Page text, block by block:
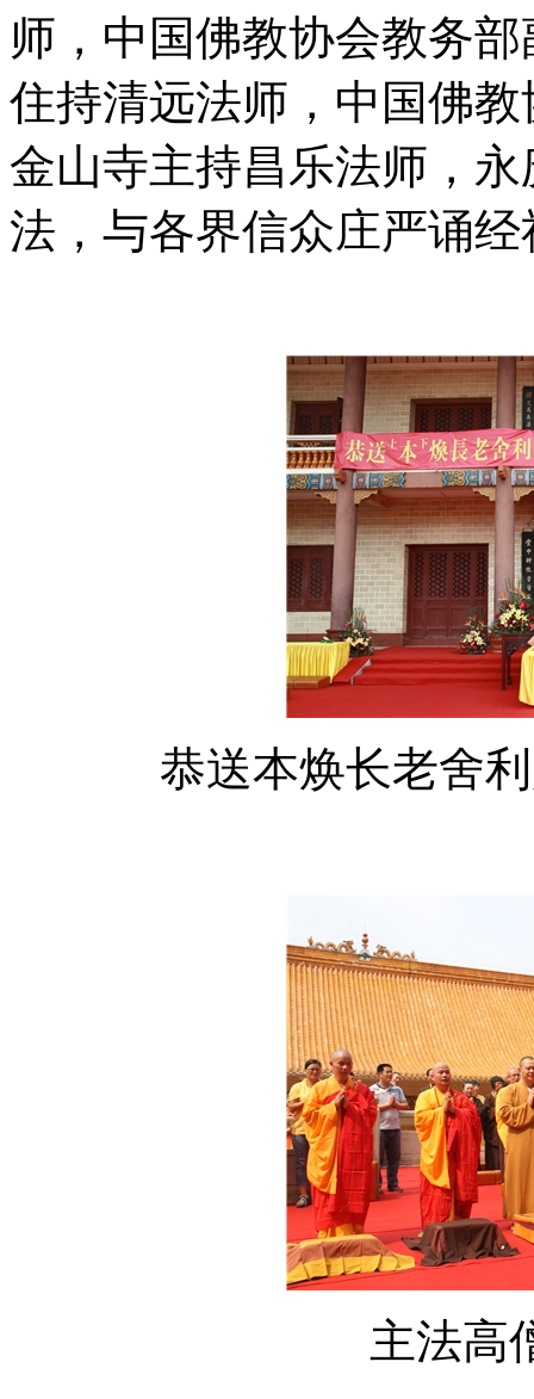
师，中国佛教协会教务
住持清远法师，中国佛
金山寺主持昌乐法师，
法，与各界信众庄严诵
恭送本焕长老舍利
主法高僧